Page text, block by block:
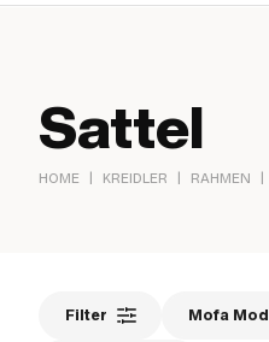
Sattel
HOME | KREIDLER | RAHMEN |
Filter Mofa